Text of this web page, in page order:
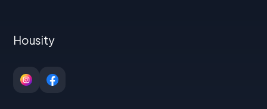
Housity